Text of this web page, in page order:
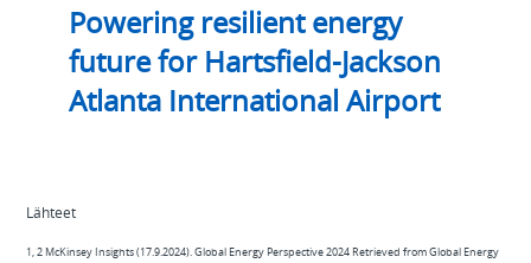
Powering resilient energy
future for Hartsfield-Jackson
Atlanta International Airport
Lähteet
1, 2 McKinsey Insights (17.9.2024). Global Energy Perspective 2024 Retrieved from Global Energy